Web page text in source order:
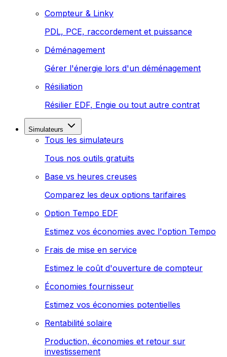
Compteur & Linky
PDL, PCE, raccordement et puissance
Déménagement
Gérer l'énergie lors d'un déménagement
Résiliation
Résilier EDF, Engie ou tout autre contrat
Simulateurs
Tous les simulateurs
Tous nos outils gratuits
Base vs heures creuses
Comparez les deux options tarifaires
Option Tempo EDF
Estimez vos économies avec l'option Tempo
Frais de mise en service
Estimez le coût d'ouverture de compteur
Économies fournisseur
Estimez vos économies potentielles
Rentabilité solaire
Production, économies et retour sur
investissement